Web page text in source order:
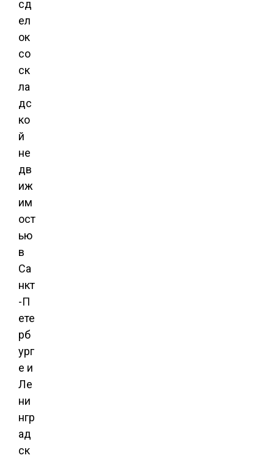
сд
ел
ок
со
ск
ла
дс
ко
й
не
дв
иж
им
ост
ью
в
Са
нкт
-П
ете
рб
ург
е и
Ле
ни
нгр
ад
ск